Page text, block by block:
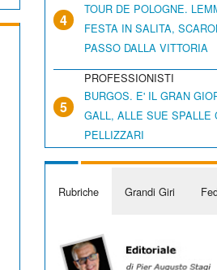
4
TOUR DE POLOGNE.
FESTA IN SALITA,
PASSO DALLA VITTORIA
5
PROFESSIONISTI
BURGOS. E' IL GRAN
GALL, ALLE SUE SPALLE
PELLIZZARI
Rubriche Grandi Giri